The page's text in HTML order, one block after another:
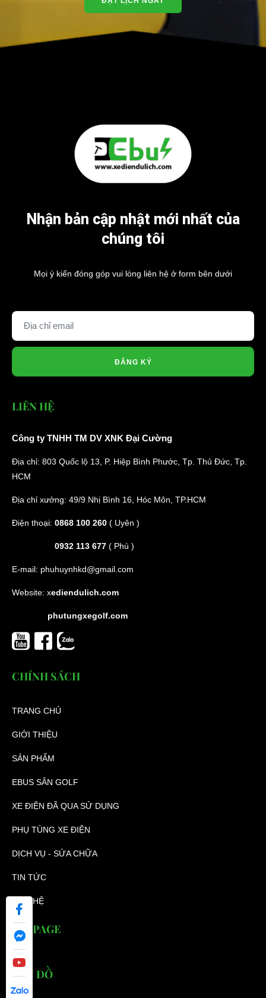
Nhận bản cập nhật mới nhất của
chúng tôi
Mọi ý kiến đóng góp vui lòng liên hệ ở form bên dưới
ĐĂNG KÝ
LIÊN HỆ
Công ty TNHH TM DV XNK Đại Cường
Địa chỉ: 803 Quốc lộ 13, P. Hiệp Bình Phước, Tp. Thủ Đức, Tp.
HCM
Địa chỉ xưởng: 49/9 Nhị Bình 16, Hóc Môn, TP.HCM
Điện thoại: 0868 100 260 ( Uyên )
0932 113 677 ( Phú )
E-mail: phuhuynhkd@gmail.com
Website: xediendulich.com
phutungxegolf.com
CHÍNH SÁCH
TRANG CHỦ
GIỚI THIỆU
SẢN PHẨM
EBUS SÂN GOLF
XE ĐIỆN ĐÃ QUA SỬ DỤNG
PHỤ TÙNG XE ĐIỆN
DỊCH VỤ - SỬA CHỮA
TIN TỨC
LIÊN HỆ
FANPAGE
BẢN ĐỒ